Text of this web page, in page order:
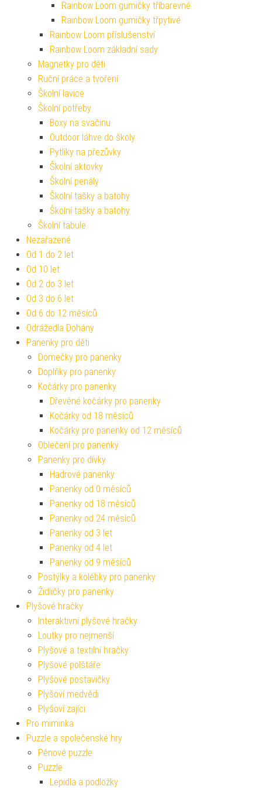
Rainbow Loom gumičky tříbarevné
Rainbow Loom gumičky třpytivé
Rainbow Loom příslušenství
Rainbow Loom základní sady
Magnetky pro děti
Ruční práce a tvoření
Školní lavice
Školní potřeby
Boxy na svačinu
Outdoor láhve do školy
Pytlíky na přezůvky
Školní aktovky
Školní penály
Školní tašky a batohy
Školní tašky a batohy
Školní tabule
Nezařazené
Od 1 do 2 let
Od 10 let
Od 2 do 3 let
Od 3 do 6 let
Od 6 do 12 měsíců
Odrážedla Dohány
Panenky pro děti
Domečky pro panenky
Doplňky pro panenky
Kočárky pro panenky
Dřevěné kočárky pro panenky
Kočárky od 18 měsíců
Kočárky pro panenky od 12 měsíců
Oblečení pro panenky
Panenky pro dívky
Hadrové panenky
Panenky od 0 měsíců
Panenky od 18 měsíců
Panenky od 24 měsíců
Panenky od 3 let
Panenky od 4 let
Panenky od 9 měsíců
Postýlky a kolébky pro panenky
Židličky pro panenky
Plyšové hračky
Interaktivní plyšové hračky
Loutky pro nejmenší
Plyšové a textilní hračky
Plyšové polštáře
Plyšové postavičky
Plyšoví medvědi
Plyšoví zajíci
Pro miminka
Puzzle a společenské hry
Pěnové puzzle
Puzzle
Lepidla a podložky